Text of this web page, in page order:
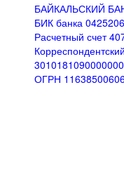
БАЙКАЛЬСКИЙ
БИК банка
Расчетный счет
ОГРН